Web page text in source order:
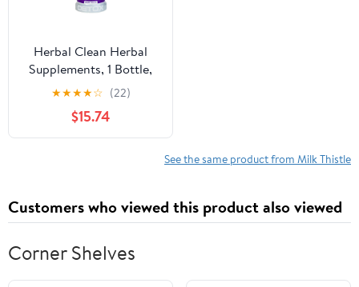
Herbal Clean Herbal
Supplements, 1 Bottle,
32 fl oz
★★★★☆ (22)
$15.74
See the same product from Milk Thistle
Customers who viewed this product also viewed
Corner Shelves